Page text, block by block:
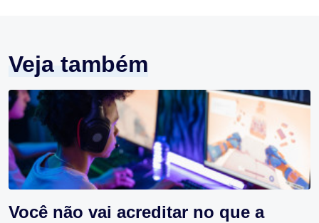
Veja também
Você não vai acreditar no que a